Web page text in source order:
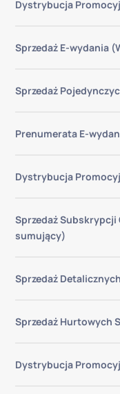
Dystrybucja
Sprzedaż E-wydania
Sprzedaż
Prenumerata E-
Dystrybucja
Sprzedaż
sumujący)
Sprzedaż
Sprzedaż Hurtowych
Dystrybucja